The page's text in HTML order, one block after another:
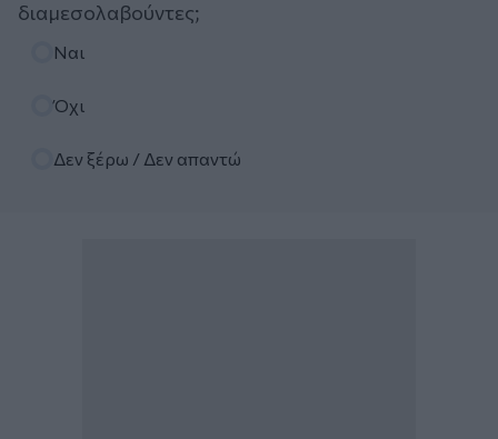
διαμεσολαβούντες;
Ναι
Όχι
Δεν ξέρω / Δεν απαντώ